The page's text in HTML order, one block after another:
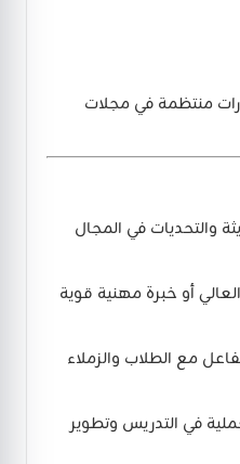
منتظمة في مجلات
والتحديات في المجال
أو خبرة مهنية قوية
مع الطلاب والزملاء
في التدريس وتطوير